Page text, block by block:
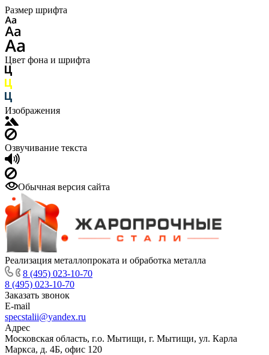
Размер шрифта
Цвет фона и шрифта
Изображения
Озвучивание текста
Обычная версия сайта
Реализация металлопроката и обработка металла
8 (495) 023-10-70
8 (495) 023-10-70
Заказать звонок
E-mail
specstalii@yandex.ru
Адрес
Московская область, г.о. Мытищи, г. Мытищи, ул. Карла
Маркса, д. 4Б, офис 120